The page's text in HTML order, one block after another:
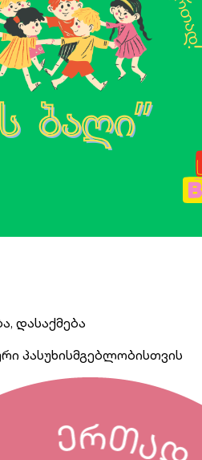
დასაქმება
პასუხისმგებლობისთვის